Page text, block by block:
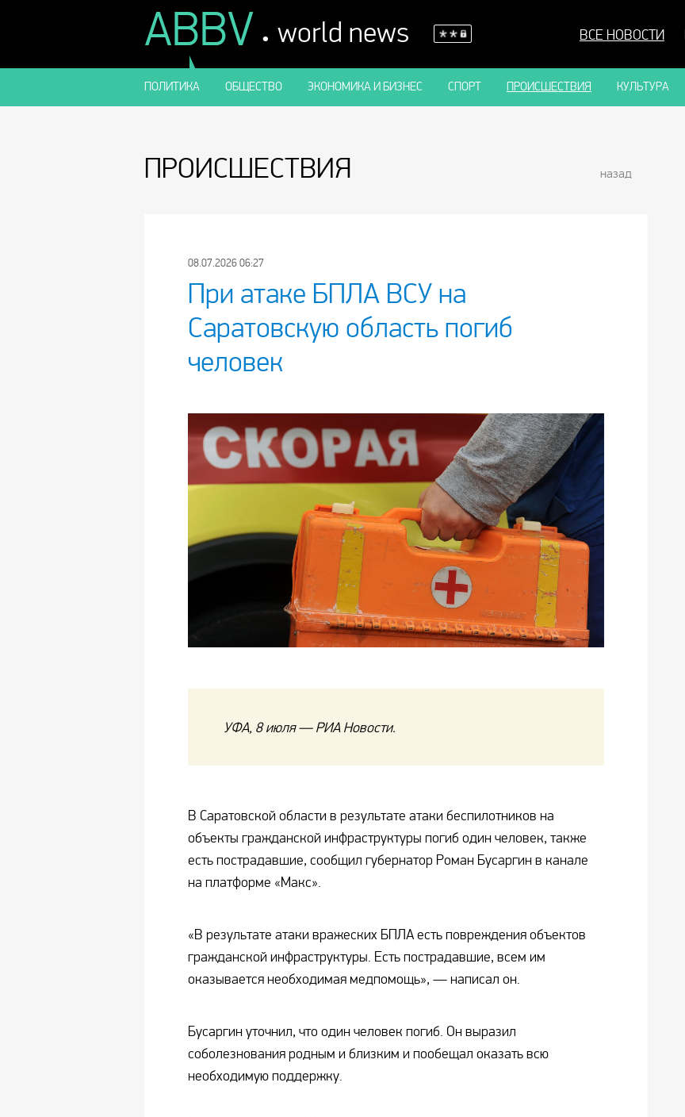
ABBV . world news ВСЕ НОВОСТИ
ПОЛИТИКА ОБЩЕСТВО ЭКОНОМИКА И БИЗНЕС СПОРТ ПРОИСШЕСТВИЯ КУЛЬТУРА
ПРОИСШЕСТВИЯ назад
08.07.2026 06:27
При атаке БПЛА ВСУ на
Саратовскую область погиб
человек
УФА, 8 июля — РИА Новости.
В Саратовской области в результате атаки беспилотников на
объекты гражданской инфраструктуры погиб один человек, также
есть пострадавшие, сообщил губернатор Роман Бусаргин в канале
на платформе «Макс».
«В результате атаки вражеских БПЛА есть повреждения объектов
гражданской инфраструктуры. Есть пострадавшие, всем им
оказывается необходимая медпомощь», — написал он.
Бусаргин уточнил, что один человек погиб. Он выразил
соболезнования родным и близким и пообещал оказать всю
необходимую поддержку.